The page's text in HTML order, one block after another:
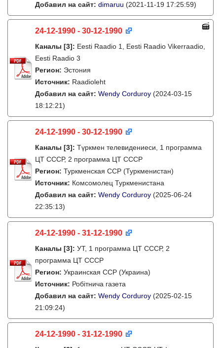
Добавил на сайт: dimaruu (2021-11-19 17:25:59)
24-12-1990 - 30-12-1990
Каналы [3]: Eesti Raadio 1, Eesti Raadio Vikerraadio,
Eesti Raadio 3
Регион: Эстония
Источник: Raadioleht
Добавил на сайт: Wendy Corduroy (2024-03-15
18:12:21)
24-12-1990 - 30-12-1990
Каналы [3]: Түркмен телевидениеси, 1 программа
ЦТ СССР, 2 программа ЦТ СССР
Регион: Туркменская ССР (Туркменистан)
Источник: Комсомолец Туркменистана
Добавил на сайт: Wendy Corduroy (2025-06-24
22:35:13)
24-12-1990 - 31-12-1990
Каналы [3]: УТ, 1 программа ЦТ СССР, 2
программа ЦТ СССР
Регион: Украинская ССР (Украина)
Источник: Робітнича газета
Добавил на сайт: Wendy Corduroy (2025-02-15
21:09:24)
24-12-1990 - 31-12-1990